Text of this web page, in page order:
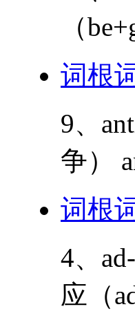
（
词根
9、
争）
词根
4、
应（